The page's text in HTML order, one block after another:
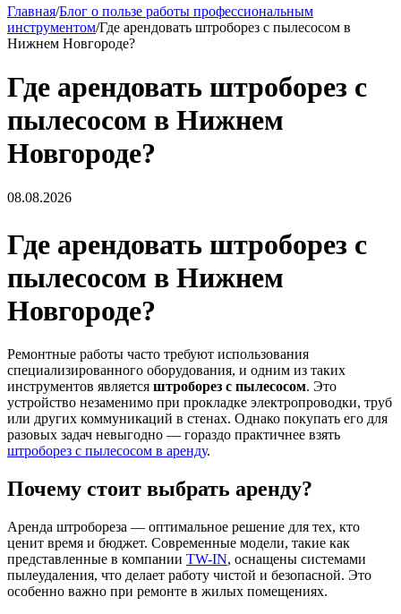
Главная/Блог о пользе работы профессиональным
инструментом/Где арендовать штроборез с пылесосом в
Нижнем Новгороде?
Где арендовать штроборез с
пылесосом в Нижнем
Новгороде?
08.08.2026
Где арендовать штроборез с
пылесосом в Нижнем
Новгороде?
Ремонтные работы часто требуют использования
специализированного оборудования, и одним из таких
инструментов является штроборез с пылесосом. Это
устройство незаменимо при прокладке электропроводки, труб
или других коммуникаций в стенах. Однако покупать его для
разовых задач невыгодно — гораздо практичнее взять
штроборез с пылесосом в аренду.
Почему стоит выбрать аренду?
Аренда штробореза — оптимальное решение для тех, кто
ценит время и бюджет. Современные модели, такие как
представленные в компании TW-IN, оснащены системами
пылеудаления, что делает работу чистой и безопасной. Это
особенно важно при ремонте в жилых помещениях.